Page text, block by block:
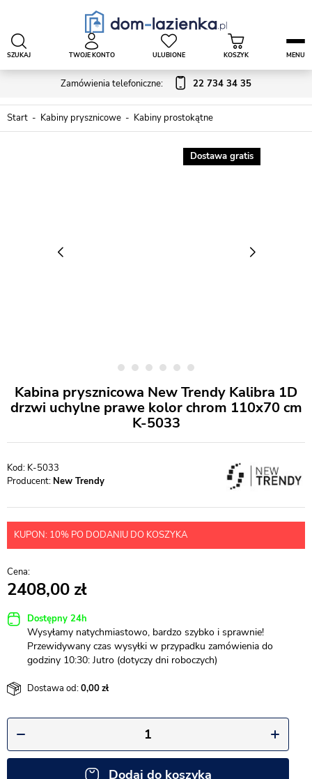
Zamówienia telefoniczne: 22 734 34 35
SZUKAJ TWOJE KONTO ULUBIONE KOSZYK MENU
Start Kabiny prysznicowe Kabiny prostokątne
Dostawa gratis
Kabina prysznicowa New Trendy Kalibra 1D
drzwi uchylne prawe kolor chrom 110x70 cm
K-5033
K-5033
Producent: New Trendy
KUPON: 10% PO DODANIU DO KOSZYKA
2408,00
Dostępny 24h
Wysyłamy natychmiastowo, bardzo szybko i sprawnie!
Przewidywany czas wysyłki w przypadku zamówienia do
godziny 10:30: Jutro (dotyczy dni roboczych)
Dostawa od:0,00
Dodaj do koszyka